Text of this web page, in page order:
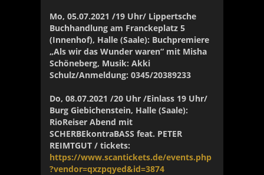
Mo, 05.07.2021 /19 Uhr/ Lippertsche
Buchhandlung am Franckeplatz 5
(Innenhof), Halle (Saale): Buchpremiere
„Als wir das Wunder waren“ mit Misha
Schöneberg, Musik: Akki
Schulz/Anmeldung: 0345/20389233
Do, 08.07.2021 /20 Uhr /Einlass 19 Uhr/
Burg Giebichenstein, Halle (Saale):
RioReiser Abend mit
SCHERBEkontraBASS feat. PETER
REIMTGUT / tickets:
https://www.scantickets.de/events.php
?vendor=qxzpqyed&id=3874